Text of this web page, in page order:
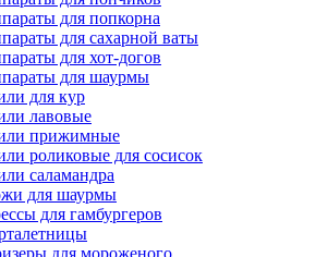
для попкорна
для сахарной ваты
для хот-догов
для шаурмы
для кур
лавовые
прижимные
роликовые для сосисок
саламандра
для шаурмы
для гамбургеров
для мороженого